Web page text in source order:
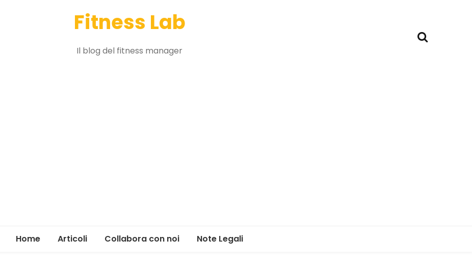
Fitness Lab
Il blog del fitness manager
Home Articoli Collabora con noi Note Legali